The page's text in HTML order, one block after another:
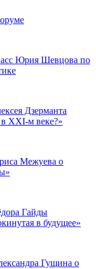
Юрия Шевцова по
Дзерманта
XXI-м веке?»
Межуева о
Гайды
в будущее»
Гущина о